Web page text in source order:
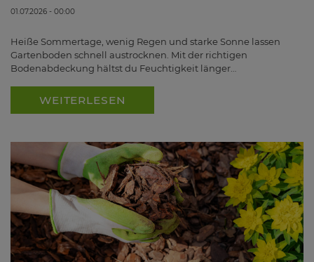
01.07.2026 - 00:00
Heiße Sommertage, wenig Regen und starke Sonne lassen
Gartenboden schnell austrocknen. Mit der richtigen
Bodenabdeckung hältst du Feuchtigkeit länger…
WEITERLESEN